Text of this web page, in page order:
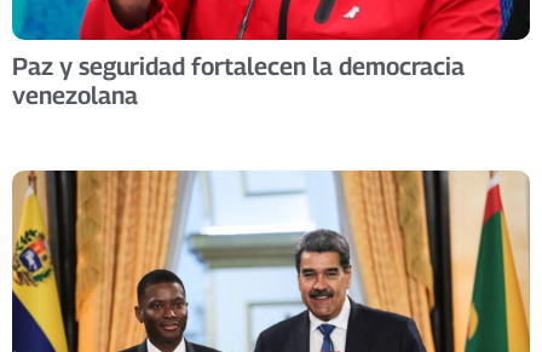
Paz y seguridad fortalecen la democracia
venezolana